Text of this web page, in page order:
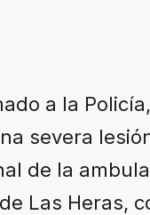
a la
severa
de la
Las Heras,